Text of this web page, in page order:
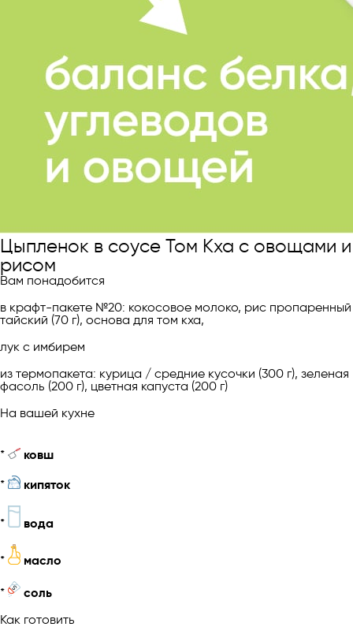
Цыпленок в соусе Том Кха с овощами и
рисом
Вам понадобится
в крафт-пакете №20: кокосовое молоко, рис пропаренный
тайский (70 г), основа для том кха,
лук с имбирем
из термопакета: курица / средние кусочки (300 г), зеленая
фасоль (200 г), цветная капуста (200 г)
На вашей кухне
* ковш
* кипяток
* вода
* масло
*
соль
Как готовить